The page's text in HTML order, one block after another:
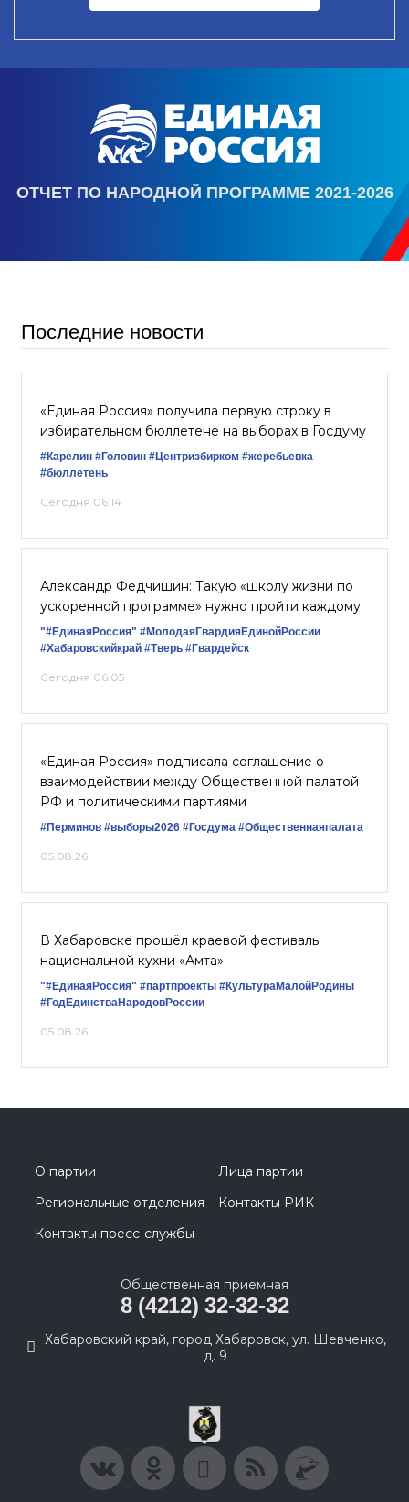
ОТЧЕТ ПО НАРОДНОЙ ПРОГРАММЕ 2021-2026
Последние новости
«Единая Россия» получила первую строку в
избирательном бюллетене на выборах в Госдуму
#Карелин #Головин #Центризбирком #жеребьевка
#бюллетень
Сегодня 06:14
Александр Федчишин: Такую «школу жизни по
ускоренной программе» нужно пройти каждому
"#ЕдинаяРоссия" #МолодаяГвардияЕдинойРоссии
#Хабаровскийкрай #Тверь #Гвардейск
Сегодня 06:05
«Единая Россия» подписала соглашение о
взаимодействии между Общественной палатой
РФ и политическими партиями
#Перминов #выборы2026 #Госдума #Общественнаяпалата
05.08.26
В Хабаровске прошёл краевой фестиваль
национальной кухни «Амта»
"#ЕдинаяРоссия" #партпроекты #КультураМалойРодины
#ГодЕдинстваНародовРоссии
05.08.26
О партии
Лица партии
Региональные отделения
Контакты РИК
Контакты пресс-службы
Общественная приемная
8 (4212) 32-32-32
Хабаровский край, город Хабаровск, ул. Шевченко,
д. 9